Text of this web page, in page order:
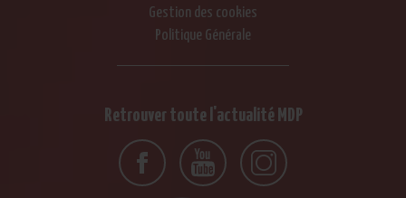
Gestion des cookies
Politique Générale
Retrouver toute l'actualité MDP